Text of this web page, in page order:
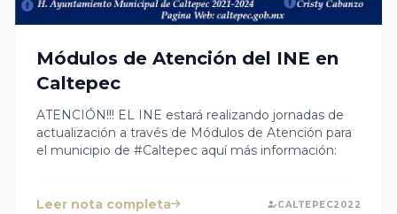
Módulos de Atención del INE en
Caltepec
ATENCIÓN!!! EL INE estará realizando jornadas de
actualización a través de Módulos de Atención para
el municipio de #Caltepec aquí más información:
Leer nota completa CALTEPEC2022